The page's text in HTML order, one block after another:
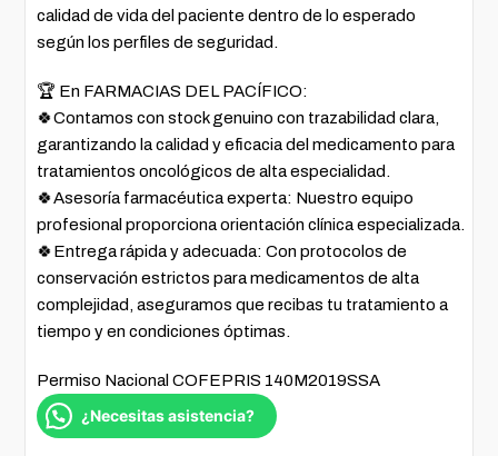
calidad de vida del paciente dentro de lo esperado
según los perfiles de seguridad.
🏆 En FARMACIAS DEL PACÍFICO:
🍀Contamos con stock genuino con trazabilidad clara,
garantizando la calidad y eficacia del medicamento para
tratamientos oncológicos de alta especialidad.
🍀Asesoría farmacéutica experta: Nuestro equipo
profesional proporciona orientación clínica especializada.
🍀Entrega rápida y adecuada: Con protocolos de
conservación estrictos para medicamentos de alta
complejidad, aseguramos que recibas tu tratamiento a
tiempo y en condiciones óptimas.
Permiso Nacional COFEPRIS 140M2019SSA
¿Necesitas asistencia?